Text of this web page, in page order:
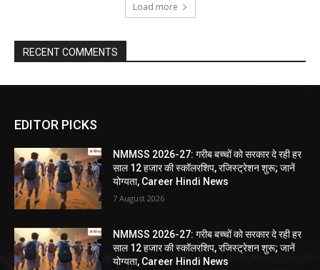
Load more
RECENT COMMENTS
EDITOR PICKS
NMMSS 2026-27: गरीब बच्चों को सरकार दे रही हर
साल 12 हजार की स्कॉलरशिप, रजिस्ट्रेशन शुरू; जानें
योग्यता, Career Hindi News
7 August 2026
NMMSS 2026-27: गरीब बच्चों को सरकार दे रही हर
साल 12 हजार की स्कॉलरशिप, रजिस्ट्रेशन शुरू; जानें
योग्यता, Career Hindi News